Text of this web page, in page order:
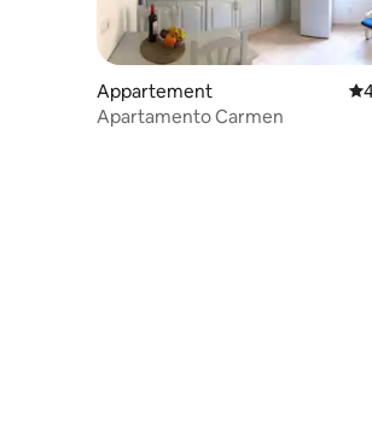
Appartement
Apartamento Carmen